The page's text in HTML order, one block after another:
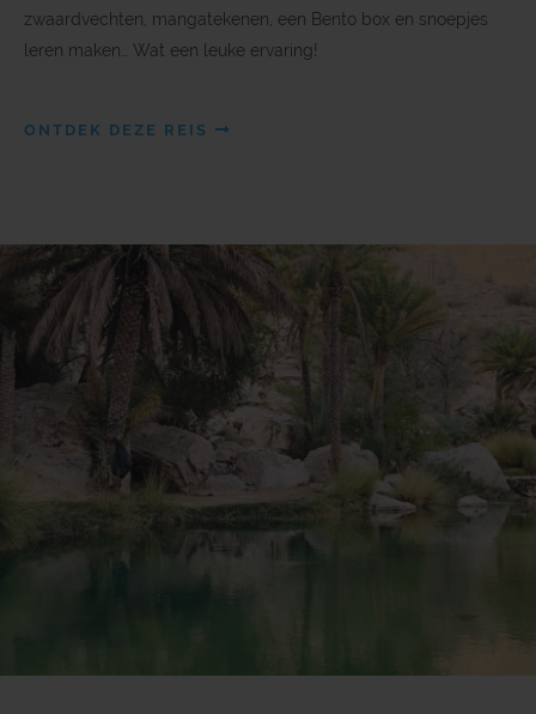
zwaardvechten, mangatekenen, een Bento box en snoepjes
leren maken… Wat een leuke ervaring!
ONTDEK DEZE REIS